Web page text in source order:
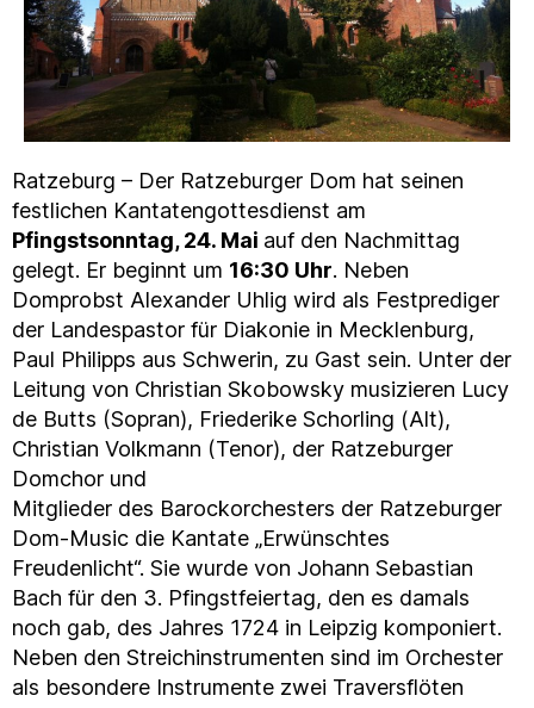
Ratzeburg – Der Ratzeburger Dom hat seinen
festlichen Kantatengottesdienst am
Pfingstsonntag, 24. Mai auf den Nachmittag
gelegt. Er beginnt um 16:30 Uhr. Neben
Domprobst Alexander Uhlig wird als Festprediger
der Landespastor für Diakonie in Mecklenburg,
Paul Philipps aus Schwerin, zu Gast sein. Unter der
Leitung von Christian Skobowsky musizieren Lucy
de Butts (Sopran), Friederike Schorling (Alt),
Christian Volkmann (Tenor), der Ratzeburger
Domchor und
Mitglieder des Barockorchesters der Ratzeburger
Dom-Music die Kantate „Erwünschtes
Freudenlicht“. Sie wurde von Johann Sebastian
Bach für den 3. Pfingstfeiertag, den es damals
noch gab, des Jahres 1724 in Leipzig komponiert.
Neben den Streichinstrumenten sind im Orchester
als besondere Instrumente zwei Traversflöten